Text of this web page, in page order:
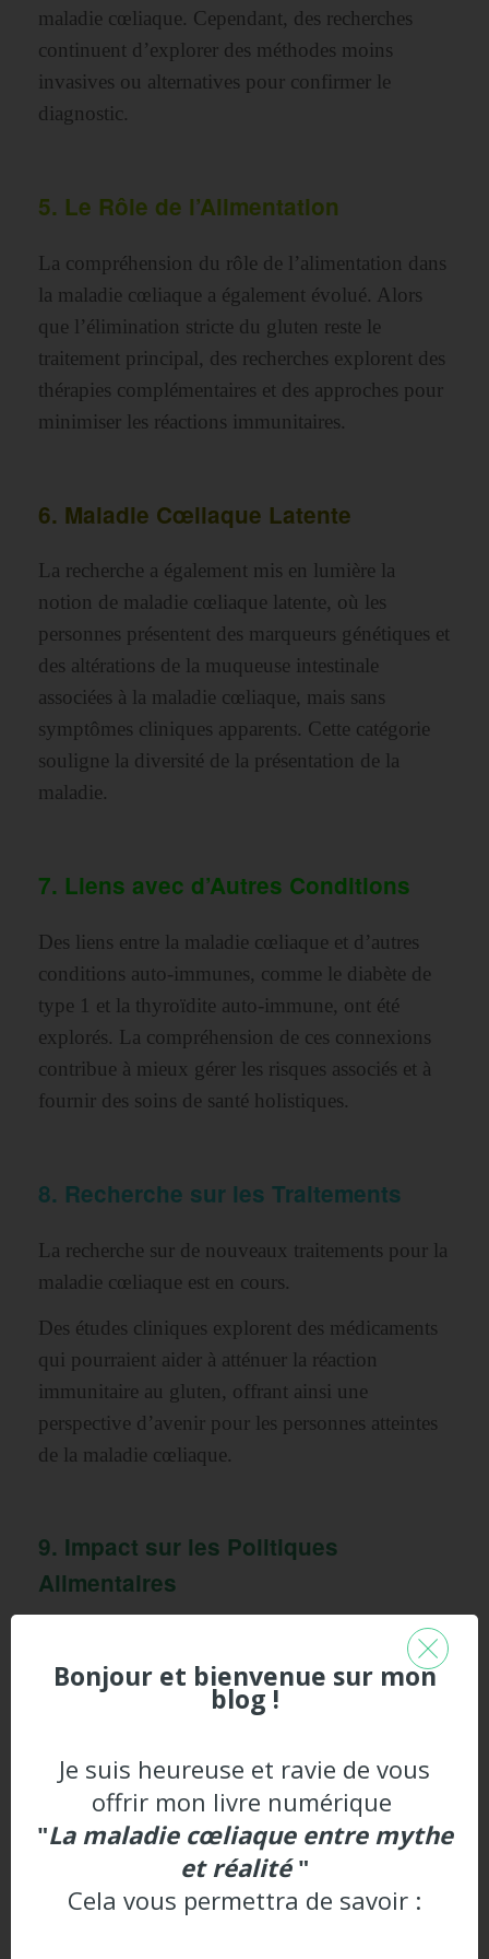
maladie cœliaque. Cependant, des recherches
continuent d’explorer des méthodes moins
invasives ou alternatives pour confirmer le
diagnostic.
5. Le Rôle de l’Alimentation
La compréhension du rôle de l’alimentation dans
la maladie cœliaque a également évolué. Alors
que l’élimination stricte du gluten reste le
traitement principal, des recherches explorent des
thérapies complémentaires et des approches pour
minimiser les réactions immunitaires.
6. Maladie Cœliaque Latente
La recherche a également mis en lumière la
notion de maladie cœliaque latente, où les
personnes présentent des marqueurs génétiques et
des altérations de la muqueuse intestinale
associées à la maladie cœliaque, mais sans
symptômes cliniques apparents. Cette catégorie
souligne la diversité de la présentation de la
maladie.
7. Liens avec d’Autres Conditions
Des liens entre la maladie cœliaque et d’autres
conditions auto-immunes, comme le diabète de
type 1 et la thyroïdite auto-immune, ont été
explorés. La compréhension de ces connexions
contribue à mieux gérer les risques associés et à
fournir des soins de santé holistiques.
8. Recherche sur les Traitements
La recherche sur de nouveaux traitements pour la
maladie cœliaque est en cours.
Des études cliniques explorent des médicaments
qui pourraient aider à atténuer la réaction
immunitaire au gluten, offrant ainsi une
perspective d’avenir pour les personnes atteintes
de la maladie cœliaque.
9. Impact sur les Politiques
Alimentaires
Les découvertes de la recherche sur la maladie
cœliaque ont également eu un impact sur les
politiques alimentaires.
la maladie cœliaque a conduit à une amélioration
des réglementations sur l’étiquetage des aliments
sans gluten, facilitant ainsi les choix alimentaires
pour ceux qui vivent avec cette maladie.
Bonjour et bienvenue sur mon
blog !
Je suis heureuse et ravie de vous
offrir mon livre numérique
"La maladie cœliaque entre mythe
et réalité"
Cela vous permettra de savoir :